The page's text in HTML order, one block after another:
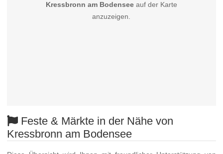
Kressbronn am Bodenseeauf der Karte
anzuzeigen.
Feste & Märkte in der Nähe von
Kressbronn am Bodensee